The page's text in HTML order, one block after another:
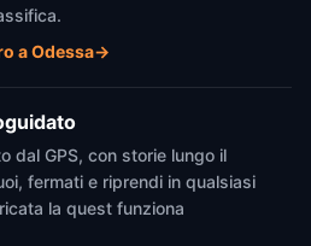
a Odessa→
dal GPS, con storie lungo il
fermati e riprendi in qualsiasi
la quest funziona